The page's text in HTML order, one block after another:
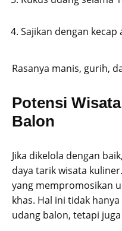
Sajikan dengan
Rasanya manis, gurih,
Potensi
Balon
Jika dikelola dengan
daya tarik wisata
yang mempromosikan
khas. Hal ini tidak
udang balon, tetapi